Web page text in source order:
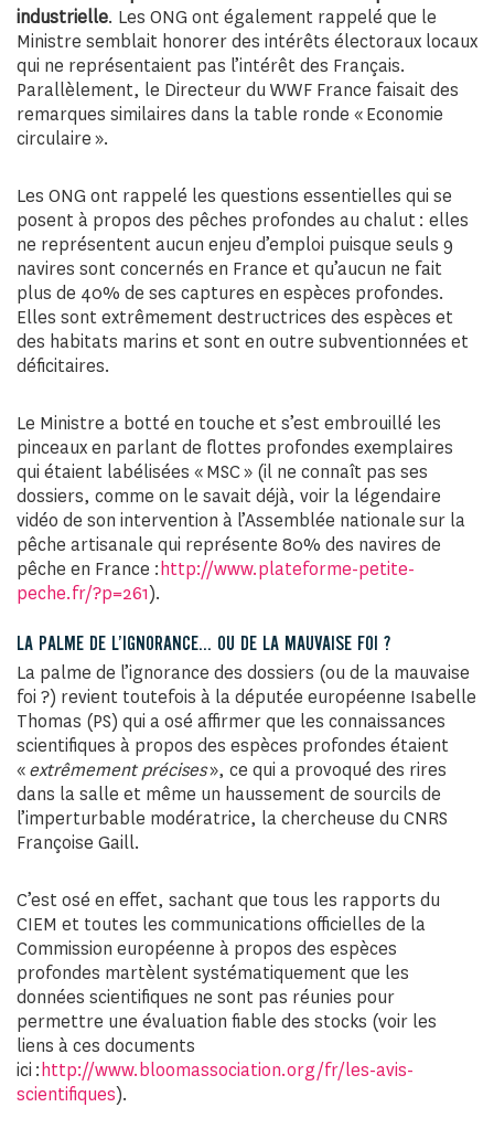
industrielle. Les ONG ont également rappelé que le
Ministre semblait honorer des intérêts électoraux locaux
qui ne représentaient pas l’intérêt des Français.
Parallèlement, le Directeur du WWF France faisait des
remarques similaires dans la table ronde « Economie
circulaire ».
Les ONG ont rappelé les questions essentielles qui se
posent à propos des pêches profondes au chalut : elles
ne représentent aucun enjeu d’emploi puisque seuls 9
navires sont concernés en France et qu’aucun ne fait
plus de 40% de ses captures en espèces profondes.
Elles sont extrêmement destructrices des espèces et
des habitats marins et sont en outre subventionnées et
déficitaires.
Le Ministre a botté en touche et s’est embrouillé les
pinceaux en parlant de flottes profondes exemplaires
qui étaient labélisées « MSC » (il ne connaît pas ses
dossiers, comme on le savait déjà, voir la légendaire
vidéo de son intervention à l’Assemblée nationale sur la
pêche artisanale qui représente 80% des navires de
pêche en France : http://www.plateforme-petite-
peche.fr/?p=261).
LA PALME DE L’IGNORANCE… OU DE LA MAUVAISE FOI ?
La palme de l’ignorance des dossiers (ou de la mauvaise
foi ?) revient toutefois à la députée européenne Isabelle
Thomas (PS) qui a osé affirmer que les connaissances
scientifiques à propos des espèces profondes étaient
«extrêmement précises», ce qui a provoqué des rires
dans la salle et même un haussement de sourcils de
l’imperturbable modératrice, la chercheuse du CNRS
Françoise Gaill.
C’est osé en effet, sachant que tous les rapports du
CIEM et toutes les communications officielles de la
Commission européenne à propos des espèces
profondes martèlent systématiquement que les
données scientifiques ne sont pas réunies pour
permettre une évaluation fiable des stocks (voir les
liens à ces documents
ici : http://www.bloomassociation.org/fr/les-avis-
scientifiques).